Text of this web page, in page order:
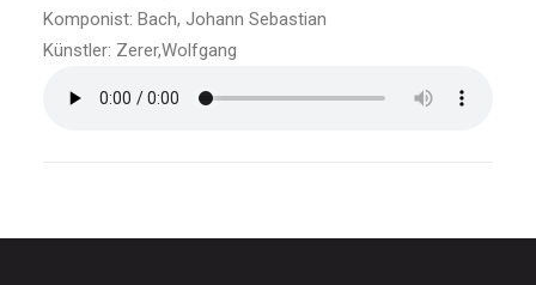
Komponist: Bach, Johann Sebastian
Künstler: Zerer,Wolfgang